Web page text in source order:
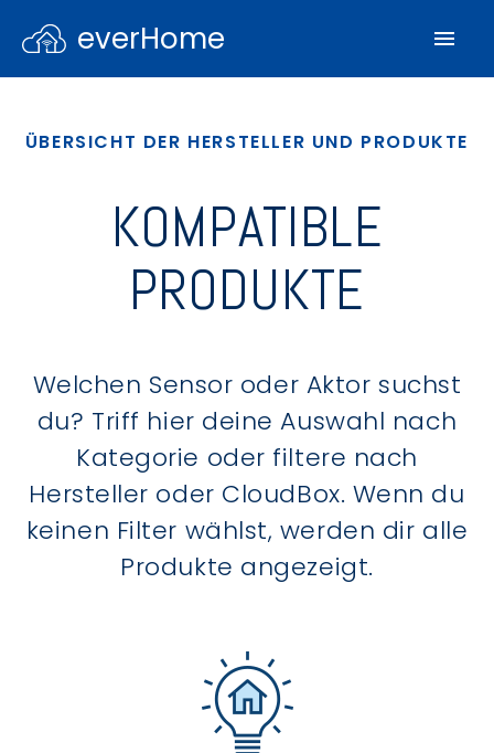
everHome
ÜBERSICHT DER HERSTELLER UND PRODUKTE
KOMPATIBLE
PRODUKTE
Welchen Sensor oder Aktor suchst
du? Triff hier deine Auswahl nach
Kategorie oder filtere nach
Hersteller oder CloudBox. Wenn du
keinen Filter wählst, werden dir alle
Produkte angezeigt.